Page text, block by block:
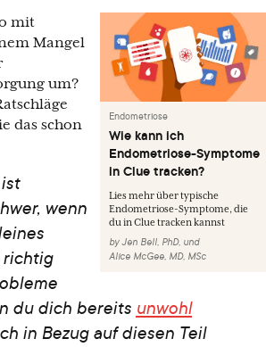
Endometriose
Wie kann ich
Endometriose-Symptome
in Clue tracken?
Lies mehr über typische
Endometriose-Symptome, die
du in Clue tracken kannst
byJen Bell, PhD, und
Alice McGee, MD, MSc
mit
Mangel
um?
das schon
wenn
richtig
du dich bereits unwohl
in Bezug auf diesen Teil